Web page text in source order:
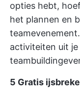
opties hebt,
het plannen en
activiteiten uit
5 Gratis